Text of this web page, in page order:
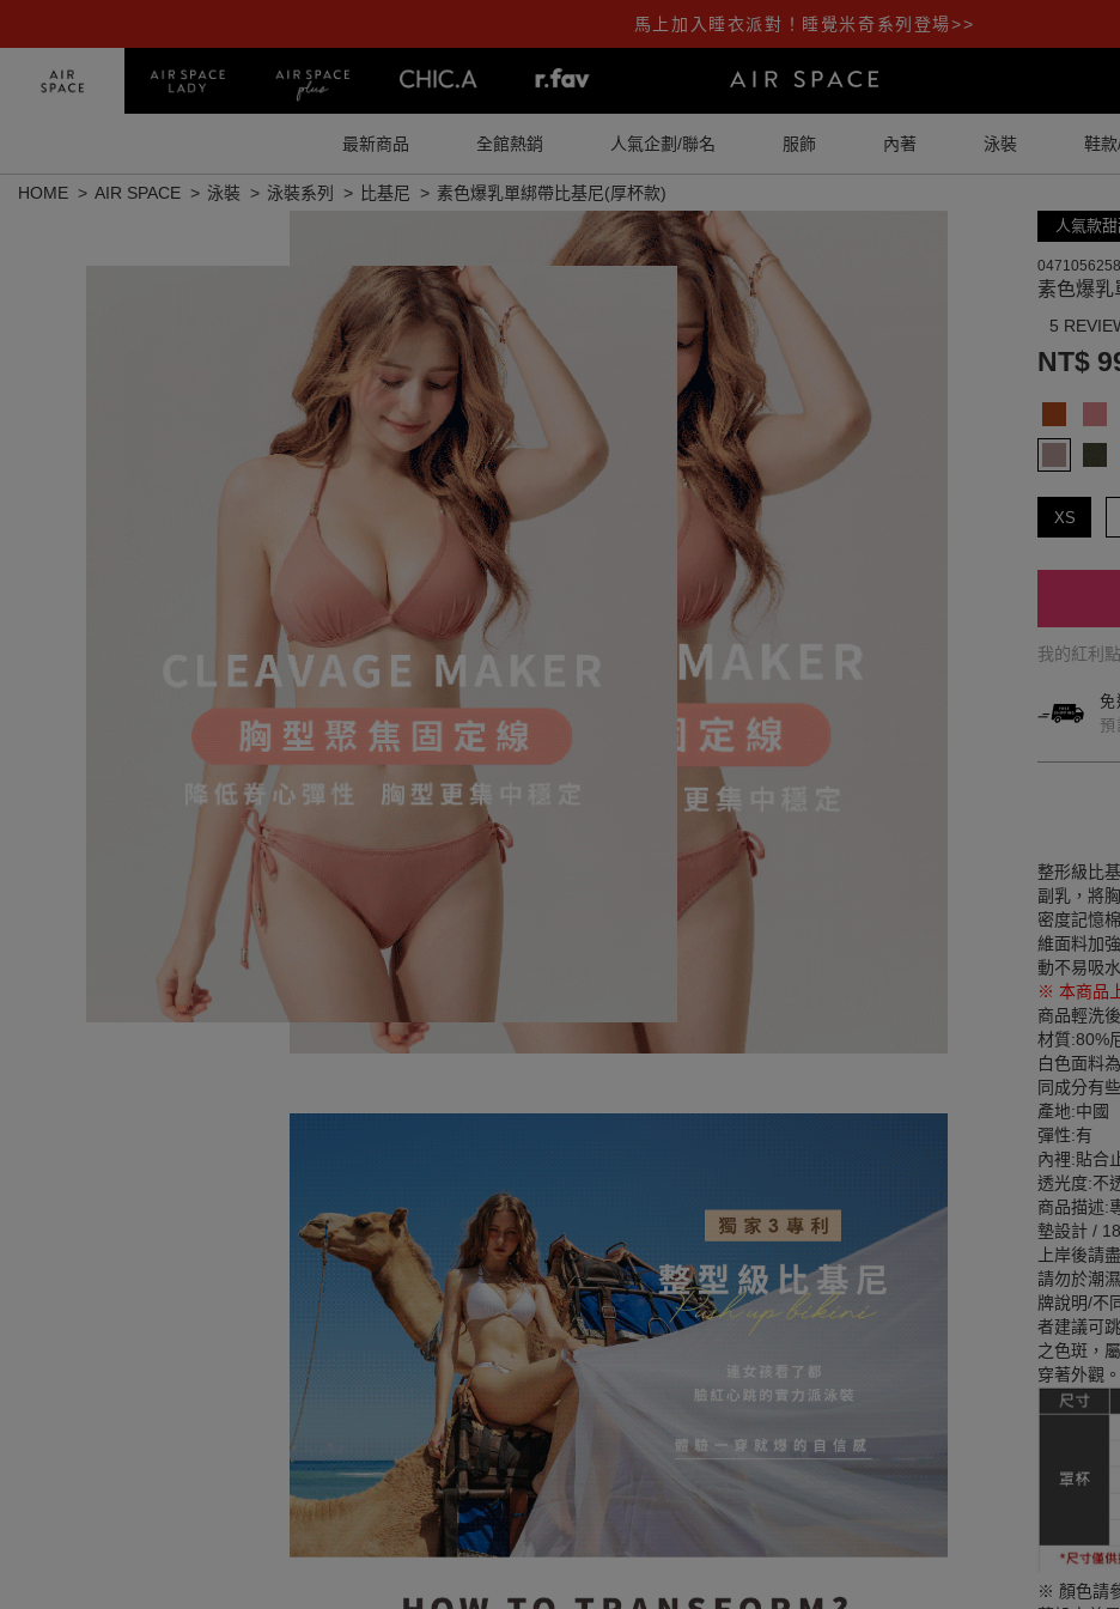
馬上加入睡衣派對！睡覺米奇系列登場>>
最新商品 全館熱銷 人氣企劃/聯名 服飾 內著 泳裝 鞋
HOME AIR SPACE 泳裝 泳裝系列 比基尼 素色爆乳單綁帶比基尼(厚杯款)
人氣款
素色爆乳
5
NT$
XS
我的紅利
免
整形級比
副乳，將
密度記憶
維面料加
動不易吸
※ 本商品
商品輕洗
材質:80%
白色面料
同成分有
產地:中國
彈性:有
內裡:貼合
透光度:不
商品描述:
墊設計 /
上岸後請
請勿於潮
牌說明/不
者建議可
之色斑，
穿著外觀。
※ 顏色請